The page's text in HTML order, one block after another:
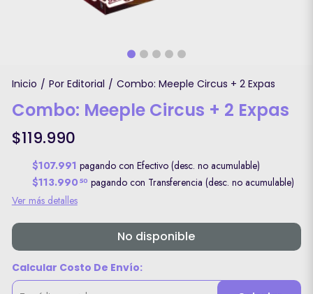
Inicio / Por Editorial / Combo: Meeple Circus + 2 Expas
Combo: Meeple Circus + 2 Expas
$119.990
$107.991 pagando con Efectivo (desc. no acumulable)
$113.990 50 pagando con Transferencia (desc. no acumulable)
Ver más detalles
No disponible
Calcular Costo De Envío: